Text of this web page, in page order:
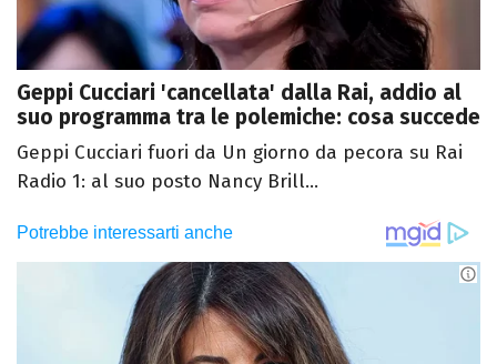
Geppi Cucciari 'cancellata' dalla Rai, addio al
suo programma tra le polemiche: cosa succede
Geppi Cucciari fuori da Un giorno da pecora su Rai
Radio 1: al suo posto Nancy Brill...